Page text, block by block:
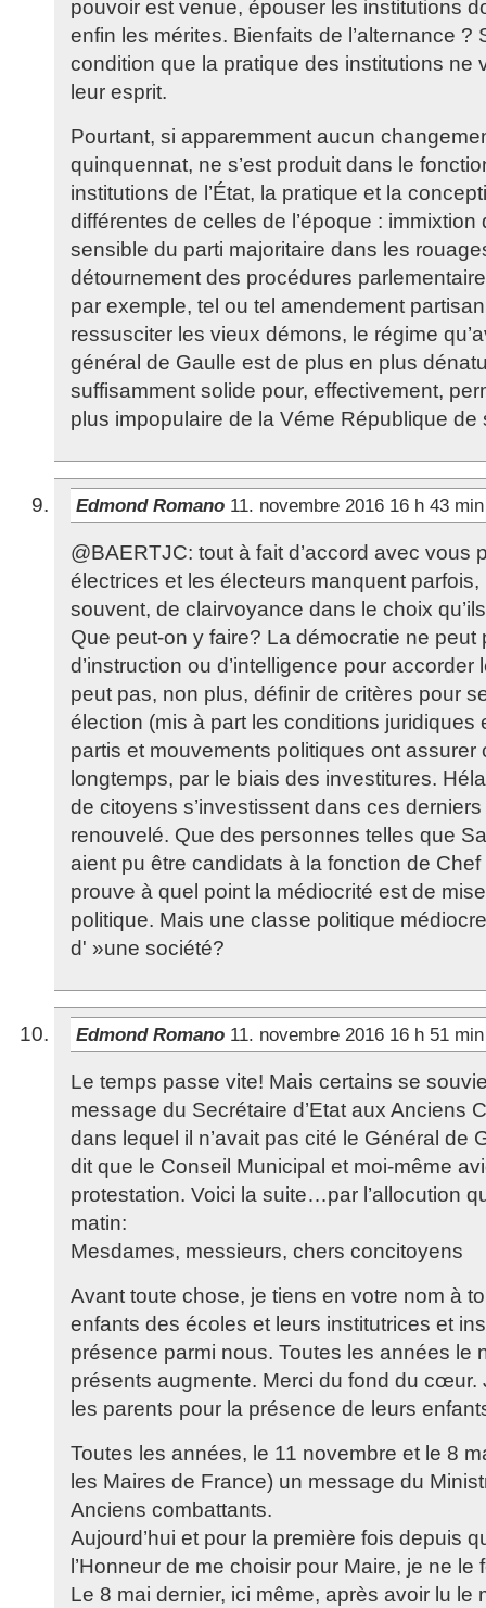
pouvoir est venue, épouser les institutions
enfin les mérites. Bienfaits de l’alternance ?
condition que la pratique des institutions ne
leur esprit.
Pourtant, si apparemment aucun
quinquennat, ne s’est produit dans le
institutions de l’État, la pratique et la
différentes de celles de l’époque : immixtion
sensible du parti majoritaire dans les
détournement des procédures
par exemple, tel ou tel amendement
ressusciter les vieux démons, le régime
général de Gaulle est de plus en plus
suffisamment solide pour, effectivement,
plus impopulaire de la Véme République de
Edmond Romano 11. novembre 2016 16 h 43
@BAERTJC: tout à fait d’accord avec vous
électrices et les électeurs manquent
souvent, de clairvoyance dans le choix
Que peut-on y faire? La démocratie ne peut
d’instruction ou d’intelligence pour
peut pas, non plus, définir de critères pour
élection (mis à part les conditions juridiques
partis et mouvements politiques ont assurer
longtemps, par le biais des investitures.
de citoyens s’investissent dans ces derniers
renouvelé. Que des personnes telles que
aient pu être candidats à la fonction de Chef
prouve à quel point la médiocrité est de
politique. Mais une classe politique
d' »une société?
Edmond Romano 11. novembre 2016 16 h 51
Le temps passe vite! Mais certains se
message du Secrétaire d’Etat aux Anciens
dans lequel il n’avait pas cité le Général de
dit que le Conseil Municipal et moi-même
protestation. Voici la suite…par l’allocution
matin:
Mesdames, messieurs, chers concitoyens
Avant toute chose, je tiens en votre nom à
enfants des écoles et leurs institutrices et
présence parmi nous. Toutes les années le
présents augmente. Merci du fond du cœur.
les parents pour la présence de leurs
Toutes les années, le 11 novembre et le 8
les Maires de France) un message du
Anciens combattants.
Aujourd’hui et pour la première fois depuis
l’Honneur de me choisir pour Maire, je ne
Le 8 mai dernier, ici même, après avoir lu le